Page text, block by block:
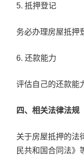
5. 抵押登记
务必办理房屋抵押
6. 还款能力
评估自己的还款能
四、相关法律法规
关于房屋抵押的法
民共和国合同法》